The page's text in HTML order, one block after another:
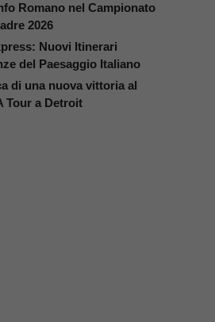
Romano nel Campionato
2026
Nuovi Itinerari
del Paesaggio Italiano
di una nuova vittoria al
Tour a Detroit